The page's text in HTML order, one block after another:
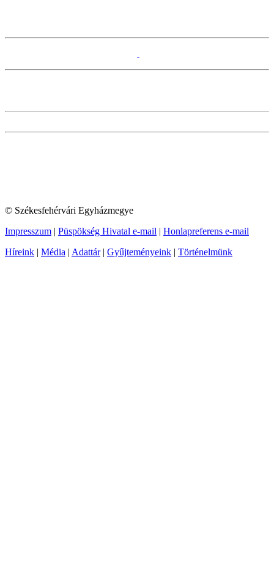
© Székesfehérvári Egyházmegye
Impresszum | Püspökség Hivatal e-mail | Honlapreferens e-mail
Híreink | Média | Adattár| Gyűjteményeink | Történelmünk